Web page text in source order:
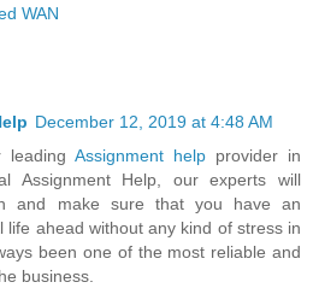
WAN
December 12, 2019 at 4:48 AM
leading Assignment help provider in
Assignment Help, our experts will
and make sure that you have an
life ahead without any kind of stress in
been one of the most reliable and
business.